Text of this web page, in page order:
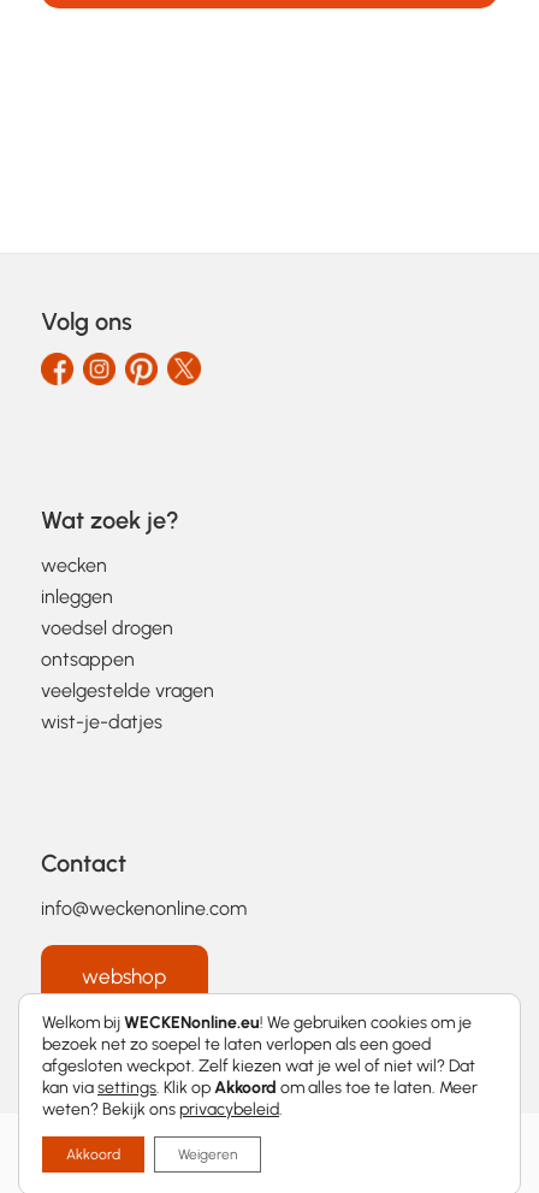
Volg ons
Wat zoek je?
wecken
inleggen
voedsel drogen
ontsappen
veelgestelde vragen
wist-je-datjes
Contact
info@weckenonline.com
webshop
2026 © WECKENonline.eu │
Welkom bijWECKENonline.eu! We gebruiken cookies om je
bezoek net zo soepel te laten verlopen als een goed
afgesloten weckpot. Zelf kiezen wat je wel of niet wil? Dat
kan viasettings. Klik opAkkoord om alles toe te laten. Meer
weten? Bekijk onsprivacybeleid.
Akkoord Weigeren